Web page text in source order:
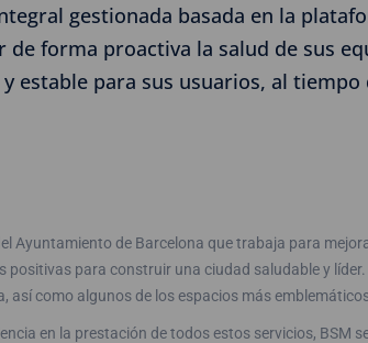
gestionada basada en la
forma proactiva la salud de sus
para sus usuarios, al
Ayuntamiento de Barcelona que trabaja para
positivas para construir una ciudad saludable y
así como algunos de los espacios más
en la prestación de todos estos servicios, BSM